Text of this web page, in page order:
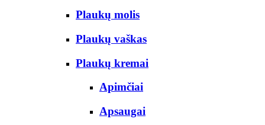
Plaukų molis
Plaukų vaškas
Plaukų kremai
Apimčiai
Apsaugai